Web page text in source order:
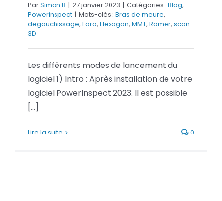
EVENEMENTS
SOCIETE
Rechercher:
ParSimon.B | 27 janvier 2023 | Catégories : Blog,
Powerinspect | Mots-clés : Bras de meure,
degauchissage, Faro, Hexagon, MMT, Romer, scan
3D
Les différents modes de lancement du
logiciel 1) Intro : Après installation de votre
logiciel PowerInspect 2023. Il est possible
[...]
Lire la suite 0